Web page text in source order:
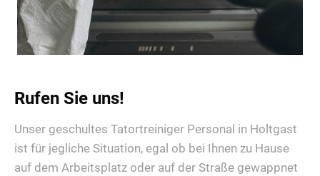
Rufen Sie uns!
Unser geschultes Tatortreiniger Personal in Holtgast
ist für jegliche Situation, egal ob bei Ihnen zu Hause
auf dem Arbeitsplatz oder auf der Straße gewappnet